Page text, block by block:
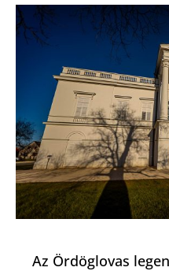
Az Ördöglovas